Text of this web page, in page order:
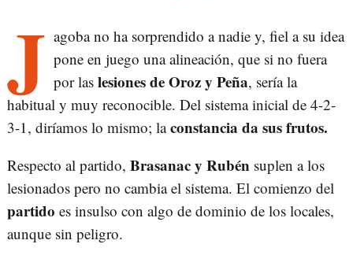
J agoba no ha sorprendido a nadie y, fiel a su idea
pone en juego una alineación, que si no fuera
por las lesiones de Oroz y Peña, sería la
habitual y muy reconocible. Del sistema inicial de 4-2-
3-1, diríamos lo mismo; laconstancia da sus frutos.
Respecto al partido, Brasanac y Rubén suplen a los
lesionados pero no cambia el sistema. El comienzo del
partido es insulso con algo de dominio de los locales,
aunque sin peligro.